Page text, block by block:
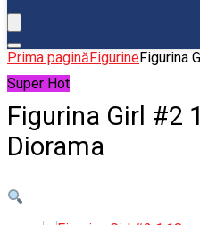
Prima paginăFigurineFigurina
Super Hot
Figurina Girl #2
Diorama